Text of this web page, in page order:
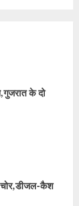
के दो
कैश